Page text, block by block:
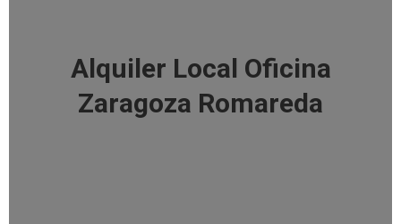
Alquiler Local Oficina
Zaragoza Romareda